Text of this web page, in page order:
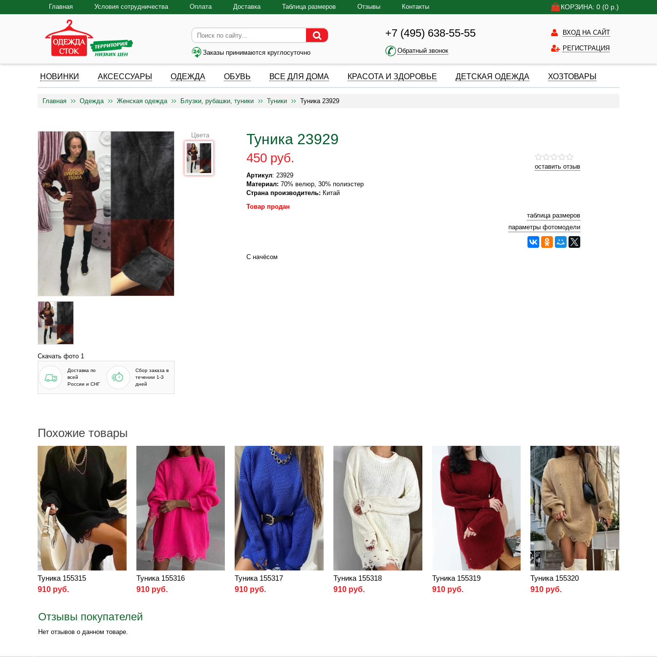
КОРЗИНА: 0 (0 р.)
Главная Условия сотрудничества Оплата Доставка Таблица размеров Отзывы Контакты
Заказы принимаются круглосуточно
+7 (495) 638-55-55
Обратный звонок
ВХОД НА САЙТ
РЕГИСТРАЦИЯ
НОВИНКИ АКСЕССУАРЫ ОДЕЖДА ОБУВЬ ВСЕ ДЛЯ ДОМА КРАСОТА И ЗДОРОВЬЕ ДЕТСКАЯ ОДЕЖДА ХОЗТОВАРЫ
Главная Одежда Женская одежда Блузки, рубашки, туники Туники Туника 23929
Скачать фото 1
Доставка по
всей
России и СНГ
Сбор заказа в
течении 1-3
дней
Туника 23929
оставить отзыв
450 руб.
Артикул: 23929
Материал: 70% велюр, 30% полиэстер
Страна производитель: Китай
Цвета
Товар продан
таблица размеров
параметры фотомодели
С начёсом
Похожие товары
Туника 155315
910 руб.
Туника 155316
910 руб.
Туника 155317
910 руб.
Туника 155318
910 руб.
Туника 155319
910 руб.
Туника 155320
910 руб.
Отзывы покупателей
Нет отзывов о данном товаре.